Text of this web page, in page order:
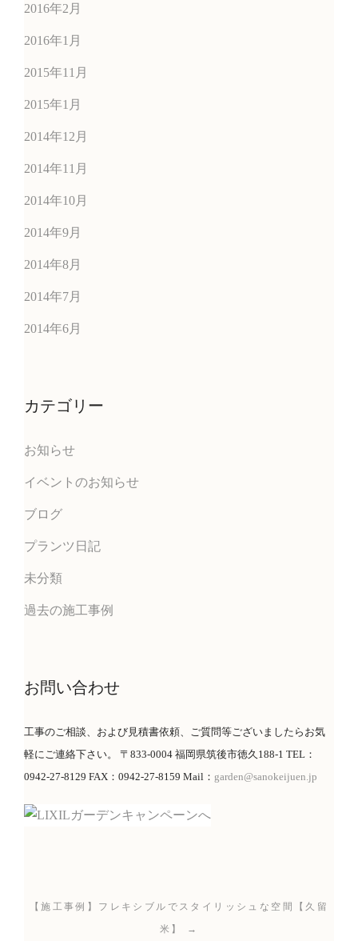
2016年2月
2016年1月
2015年11月
2015年1月
2014年12月
2014年11月
2014年10月
2014年9月
2014年8月
2014年7月
2014年6月
カテゴリー
お知らせ
イベントのお知らせ
ブログ
プランツ日記
未分類
過去の施工事例
お問い合わせ
工事のご相談、および見積書依頼、ご質問等ございましたらお気
軽にご連絡下さい。 〒833-0004 福岡県筑後市徳久188-1 TEL：
0942-27-8129 FAX：0942-27-8159 Mail： garden@sanokeijuen.jp
【施工事例】フレキシブルでスタイリッシュな空間【久留
米】 →